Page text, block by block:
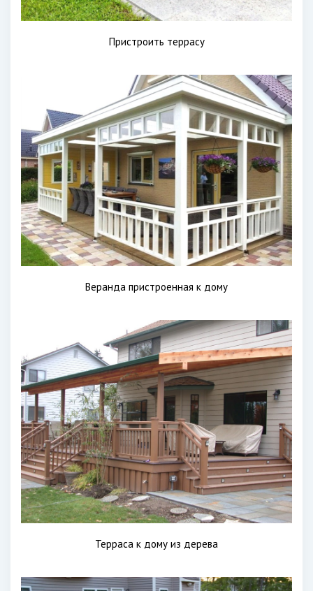
Пристроить террасу
Веранда пристроенная к дому
Терраса к дому из дерева